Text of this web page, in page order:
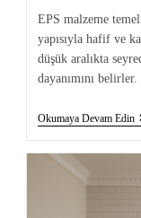
EPS malzeme
yapısıyla hafif ve
düşük aralıkta
dayanımını
Okumaya Devam Edin